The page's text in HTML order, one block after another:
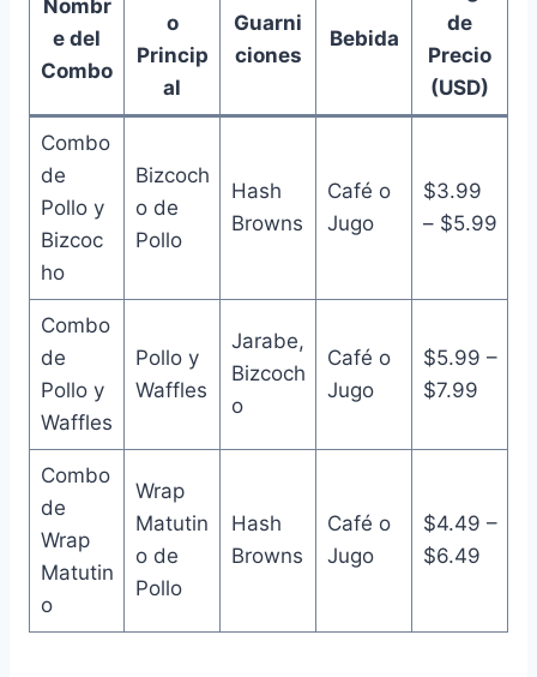
Nombr
e del
Combo
o
Princip
al
Guarni
ciones
Bebida
de
Precio
(USD)
Combo
de
Pollo y
Bizcoc
ho
Bizcoch
o de
Pollo
Hash
Browns
Café o
Jugo
$3.99
– $5.99
Combo
de
Pollo y
Waffles
Pollo y
Waffles
Jarabe,
Bizcoch
o
Café o
Jugo
$5.99 –
$7.99
Combo
de
Wrap
Matutin
o
Wrap
Matutin
o de
Pollo
Hash
Browns
Café o
Jugo
$4.49 –
$6.49